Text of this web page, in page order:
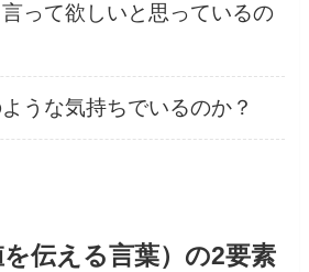
って欲しいと思っているの
うな気持ちでいるのか？
伝える言葉）の2要素